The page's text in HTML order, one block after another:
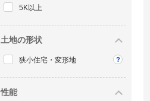
5K以上
土地の形状
狭小住宅・変形地
性能